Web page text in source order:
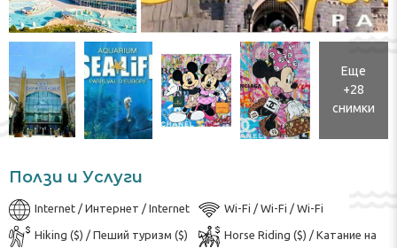
Еще
+28
снимки
Ползи и Услуги
Internet / Интернет / Internet Wi-Fi / Wi-Fi / Wi-Fi
Hiking ($) / Пеший туризм ($)
Horse Riding ($) / Катание на